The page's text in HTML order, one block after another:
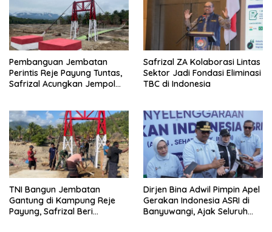
Pembanguan Jembatan
Perintis Reje Payung Tuntas,
Safrizal Acungkan Jempol
Safrizal ZA Kolaborasi Lintas
Sektor Jadi Fondasi Eliminasi
TBC di Indonesia
TNI Bangun Jembatan
Gantung di Kampung Reje
Payung, Safrizal Beri
Dirjen Bina Adwil Pimpin Apel
Gerakan Indonesia ASRI di
Banyuwangi, Ajak Seluruh